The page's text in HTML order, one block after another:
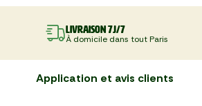
Livraison 7J/7
À domicile dans tout Paris
Application et avis clients